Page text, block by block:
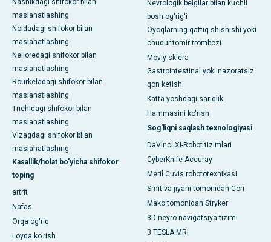
Nashikdagi shifokor bilan
maslahatlashing
Noidadagi shifokor bilan
maslahatlashing
Nelloredagi shifokor bilan
maslahatlashing
Rourkeladagi shifokor bilan
maslahatlashing
Trichidagi shifokor bilan
maslahatlashing
Vizagdagi shifokor bilan
maslahatlashing
Kasallik/holat bo'yicha shifokor
toping
artrit
Nafas
Orqa og'riq
Loyqa ko'rish
Nevrologik belgilar bilan kuchli
bosh og'rig'i
Oyoqlarning qattiq shishishi yoki
chuqur tomir trombozi
Moviy sklera
Gastrointestinal yoki nazoratsiz
qon ketish
Katta yoshdagi sariqlik
Hammasini ko'rish
Sog'liqni saqlash texnologiyasi
DaVinci XI-Robot tizimlari
CyberKnife-Accuray
Meril Cuvis robototexnikasi
Smit va jiyani tomonidan Cori
Mako tomonidan Stryker
3D neyro-navigatsiya tizimi
3 TESLA MRI